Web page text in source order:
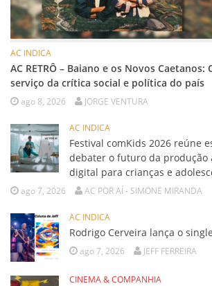
AC INDICA
AC RETRÔ – Baiano e os Novos
serviço da crítica social e política do país
ago 8, 2026 JORGE VENTURA
AC INDICA
Festival comKids 2026 reúne
debater o futuro da produção
digital para crianças e
ago 7, 2026 AC POR AÍ - SIMONE MIRANDA
AC INDICA
Rodrigo Cerveira lança o
ago 7, 2026 JEFF FERREIRA
CINEMA & COMPANHIA